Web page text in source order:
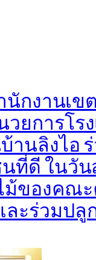
กงานเ
ยการโร
านลิงไอ
ที่ดี ในวั
ของคณ
ละร่วมปลู